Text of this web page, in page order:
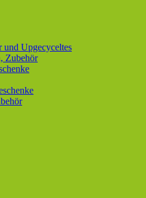
und Upgecyceltes
Zubehör